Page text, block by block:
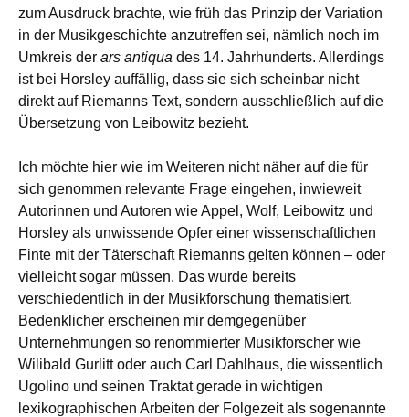
zum Ausdruck brachte, wie früh das Prinzip der Variation
in der Musikgeschichte anzutreffen sei, nämlich noch im
Umkreis der ars antiqua des 14. Jahrhunderts. Allerdings
ist bei Horsley auffällig, dass sie sich scheinbar nicht
direkt auf Riemanns Text, sondern ausschließlich auf die
Übersetzung von Leibowitz bezieht.
Ich möchte hier wie im Weiteren nicht näher auf die für
sich genommen relevante Frage eingehen, inwieweit
Autorinnen und Autoren wie Appel, Wolf, Leibowitz und
Horsley als unwissende Opfer einer wissenschaftlichen
Finte mit der Täterschaft Riemanns gelten können – oder
vielleicht sogar müssen. Das wurde bereits
verschiedentlich in der Musikforschung thematisiert.
Bedenklicher erscheinen mir demgegenüber
Unternehmungen so renommierter Musikforscher wie
Wilibald Gurlitt oder auch Carl Dahlhaus, die wissentlich
Ugolino und seinen Traktat gerade in wichtigen
lexikographischen Arbeiten der Folgezeit als sogenannte